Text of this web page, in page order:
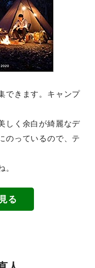
できます。キャンプ
しく余白が綺麗なデ
のっているので、テ
。
る